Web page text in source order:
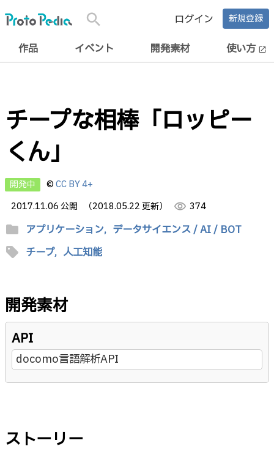
search ログイン 新規登録
作品 イベント 開発素材 使い方 open_in_new
チープな相棒「ロッピー
くん」
開発中 ©CC BY 4+
2017.11.06 公開
（2018.05.22 更新） visibility 374
folder アプリケーション, データサイエンス / AI / BOT
sell チープ, 人工知能
開発素材
API
docomo言語解析API
ストーリー